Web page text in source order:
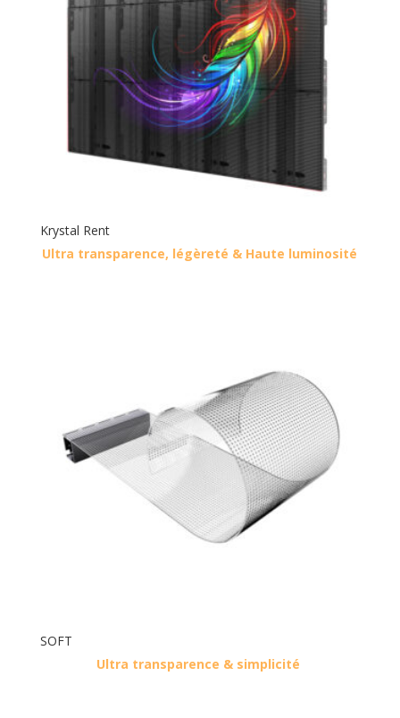
Krystal Rent
Ultra transparence, légèreté & Haute luminosité
SOFT
Ultra transparence & simplicité